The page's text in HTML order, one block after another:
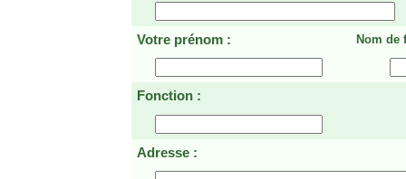
Votre prénom : Nom de
Fonction :
Adresse :